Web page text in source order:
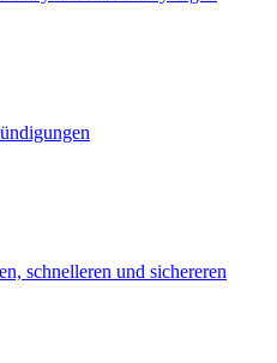
schnelleren und sichereren